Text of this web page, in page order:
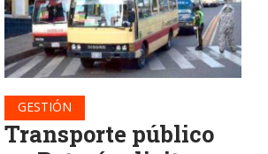
GESTIÓN
Transporte público